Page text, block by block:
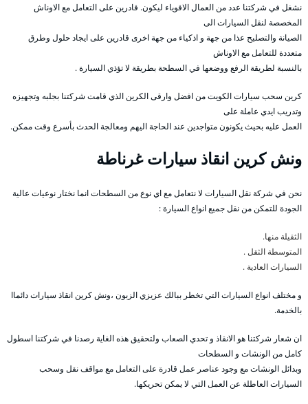
نشغل في شركتنا عدد من العمال الاقوياء ليكون. قادرين على التعامل مع الاوناش
المخصصة لنقل السيارات الى
الصيانة والتصليح عذا من جهة و اذكياء من جهة اخرى قادرين على ايجاد حلول وطرق
متعددة للتعامل مع الاوناش
بالنسبة لطريقة الرفع ووضعها في السطحة بطريقة لا تؤذي السيارة .
كرين سحب سيارات الكويت من افضل وارقى الكرين الذي قامت شركتنا بجلبه وتجهيزه
وتدريب ايدي عاملة على
العمل عليه بحيث يكونون متواجدين عند الحاجة اليهم ومعالجة الحدث بأسرع وقت ممكن.
ونش كرين انقاذ سيارات غرناطة
نحن في شركة نقل السيارات لا نتعامل مع اي نوع من السطحات انما نختار نوعيات عالية
الجودة للتمكن من نقل جميع انواع السيارة :
الثقيلة منها.
المتوسطة الثقل .
السيارات العادية .
و مختلف انواع السيارات التي تخطر ببالك عزيزي الزبون ،ونش كرين انقاذ سيارات دائماا
بالخدمة.
ان شعار شركتنا هو الانقاذ و تحدي الصعاب ولتحقيق هذه الغاية رصدنا في شركتنا اسطول
كامل من الونشات و السطحات
وبدائل الونشات مع وجود عناصر عمل قادرة على التعامل مع مواقف نقل وسحب
السيارات العاطلة عن العمل التي لا يمكن تحريكها.